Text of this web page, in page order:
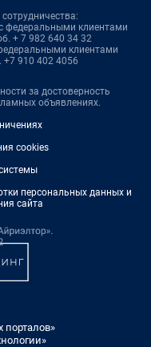
федеральными клиентами
+ 7 982 640 34 32
клиентами
+7 910 402 4056
за достоверность
объявлениях.
cookies
персональных данных и
сайта
порталов»